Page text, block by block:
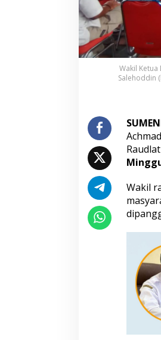
t
s
i
Wakil Ketua
Salehoddin
Wakil